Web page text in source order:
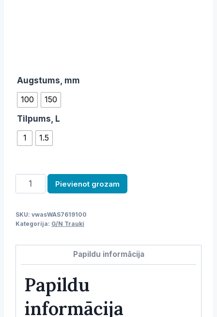
Augstums, mm
100
150
Tilpums, L
1
1.5
panna
Pievienot grozam
SKU: vwasWAS7619100
Kategorija: G/N Trauki
Papildu informācija
Papildu
informācija